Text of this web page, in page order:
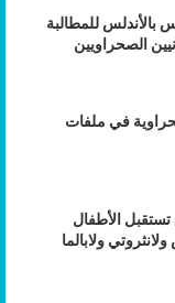
بالأندلس للمطالبة
الصحراويين
في ملفات
الأطفال
ولابالما